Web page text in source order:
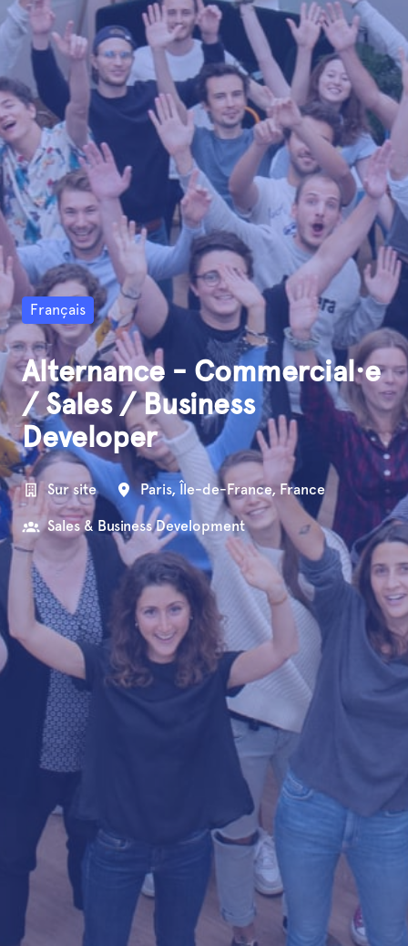
Français
Alternance - Commercial·e
/ Sales / Business
Developer
Sur site Paris, Île-de-France, France
Sales & Business Development